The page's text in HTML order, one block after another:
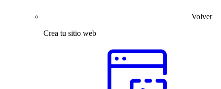
Volver
Crea tu sitio web